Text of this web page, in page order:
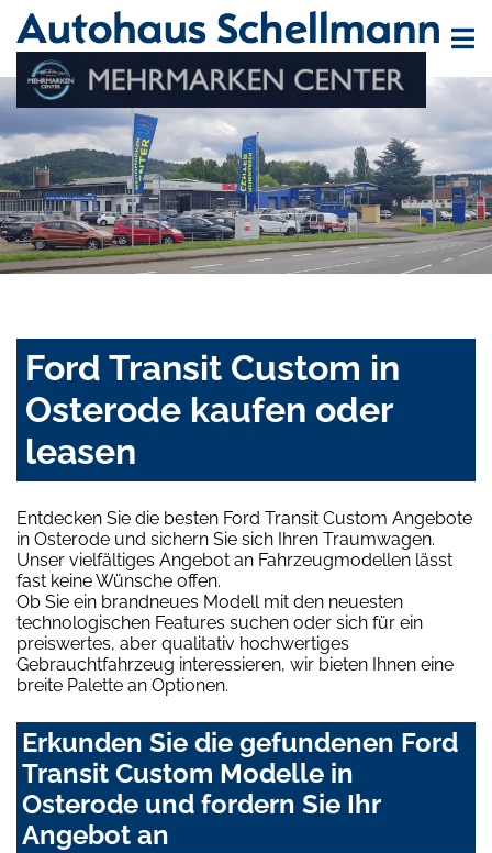
Ford Transit Custom in
Osterode kaufen oder
leasen
Entdecken Sie die besten Ford Transit Custom Angebote
in Osterode und sichern Sie sich Ihren Traumwagen.
Unser vielfältiges Angebot an Fahrzeugmodellen lässt
fast keine Wünsche offen.
Ob Sie ein brandneues Modell mit den neuesten
technologischen Features suchen oder sich für ein
preiswertes, aber qualitativ hochwertiges
Gebrauchtfahrzeug interessieren, wir bieten Ihnen eine
breite Palette an Optionen.
Erkunden Sie die gefundenen Ford
Transit Custom Modelle in
Osterode und fordern Sie Ihr
Angebot an